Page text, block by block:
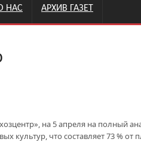
НАС АРХИВ ГАЗЕТ
на 5 апреля на полный
культур, что составляет 73 % от